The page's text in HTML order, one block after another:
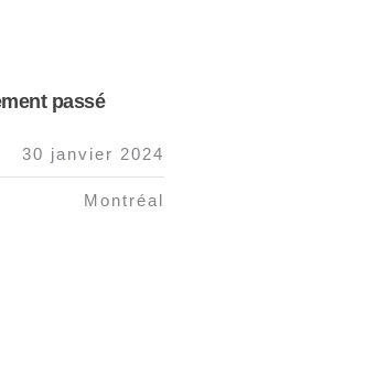
passé
30 janvier 2024
Montréal